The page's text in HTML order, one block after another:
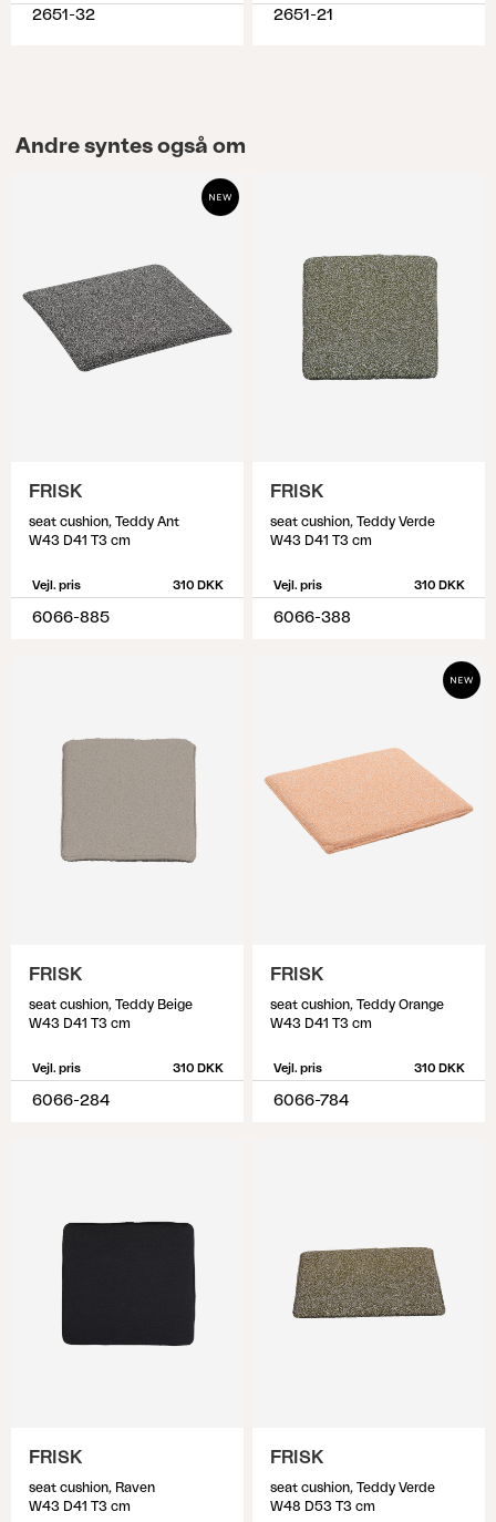
2651-32 2651-21
Andre syntes også om
FRISK
seat cushion, Teddy Ant
W43 D41 T3 cm
Vejl. pris 310 DKK
6066-885
FRISK
seat cushion, Teddy Verde
W43 D41 T3 cm
Vejl. pris 310 DKK
6066-388
FRISK
seat cushion, Teddy Beige
W43 D41 T3 cm
Vejl. pris 310 DKK
6066-284
FRISK
seat cushion, Teddy Orange
W43 D41 T3 cm
Vejl. pris 310 DKK
6066-784
FRISK
seat cushion, Raven
W43 D41 T3 cm
FRISK
seat cushion, Teddy Verde
W48 D53 T3 cm